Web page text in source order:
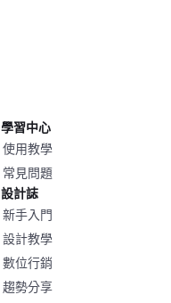
學習中心
使用教學
常見問題
設計誌
新手入門
設計教學
數位行銷
趨勢分享